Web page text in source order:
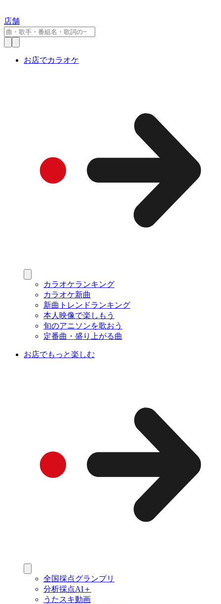
店舗
お店でカラオケ
カラオケランキング
カラオケ新曲
新曲トレンドランキング
本人映像で楽しもう
旬のアニソンを歌おう
定番曲・盛り上がる曲
お店でもっと楽しむ
全国採点グランプリ
分析採点AI＋
うたスキ動画